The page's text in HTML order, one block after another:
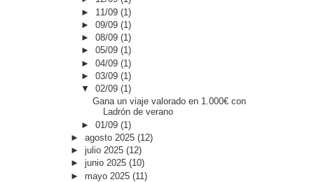
► 11/09(1)
►09/09(1)
►08/09(1)
►05/09(1)
►04/09(1)
►03/09(1)
▼02/09(1)
Gana un viaje valorado en 1.000€ con
Ladrón de verano
►01/09(1)
► agosto 2025 (12)
► julio 2025 (12)
► junio 2025 (10)
► mayo 2025 (11)